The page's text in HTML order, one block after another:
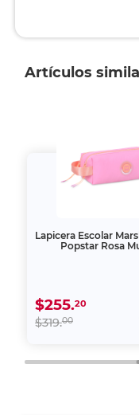
Artículos
Lapicera Escolar
Popstar Rosa
$255.20
$319.00